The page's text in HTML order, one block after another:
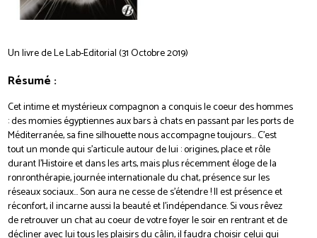
Un livre de Le Lab-Editorial (31 Octobre 2019)
Résumé :
Cet intime et mystérieux compagnon a conquis le coeur des hommes
: des momies égyptiennes aux bars à chats en passant par les ports de
Méditerranée, sa fine silhouette nous accompagne toujours… C’est
tout un monde qui s’articule autour de lui : origines, place et rôle
durant l’Histoire et dans les arts, mais plus récemment éloge de la
ronronthérapie, journée internationale du chat, présence sur les
réseaux sociaux… Son aura ne cesse de s’étendre ! Il est présence et
réconfort, il incarne aussi la beauté et l’indépendance. Si vous rêvez
de retrouver un chat au coeur de votre foyer le soir en rentrant et de